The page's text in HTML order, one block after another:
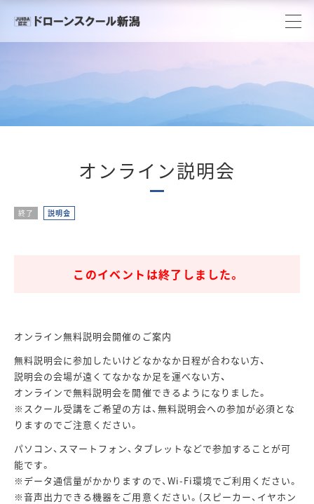
オンライン説明会
終了 説明会
このイベントは終了しました。
オンライン無料説明会開催のご案内
無料説明会に参加したいけどなかなか日程が合わない方、
説明会の会場が遠くてなかなか足を運べない方、
オンラインで無料説明会を開催できるようになりました。
※スクール受講をご希望の方は、無料説明会への参加が必須とな
りますのでご注意ください。
パソコン、スマートフォン、タブレットなどで参加することが可
能です。
※データ通信量がかかりますので、Wi-Fi環境でご利用ください。
※音声出力できる機器をご用意ください。(スピーカー、イヤホン